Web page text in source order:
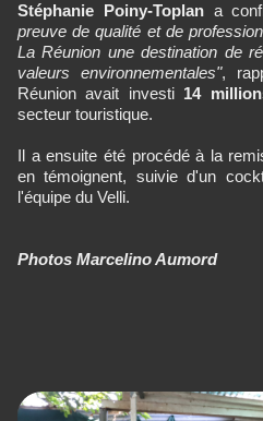
Stéphanie Poiny-Toplan a
preuve de qualité et de
La Réunion une destination de
valeurs environnementales",
Réunion avait investi 14
secteur touristique.
Il a ensuite été procédé à la
en témoignent, suivie d'un
l'équipe du Velli.
Photos Marcelino Aumord